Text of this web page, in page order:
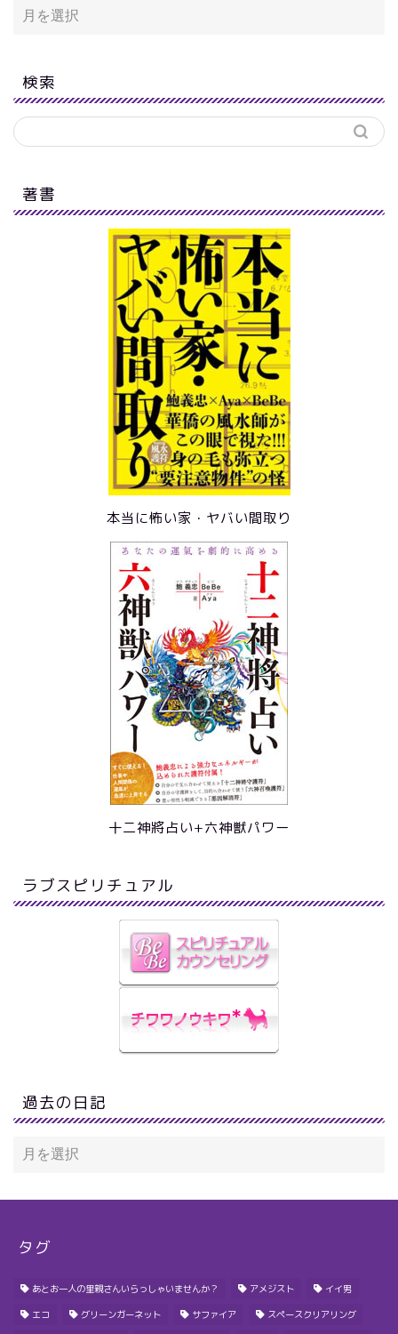
検索
著書
本当に怖い家・ヤバい間取り
十二神將占い+六神獣パワー
ラブスピリチュアル
過去の日記
タグ
あとお一人の里親さんいらっしゃいませんか？ アメジスト イイ男
エコ グリーンガーネット サファイア スペースクリアリング